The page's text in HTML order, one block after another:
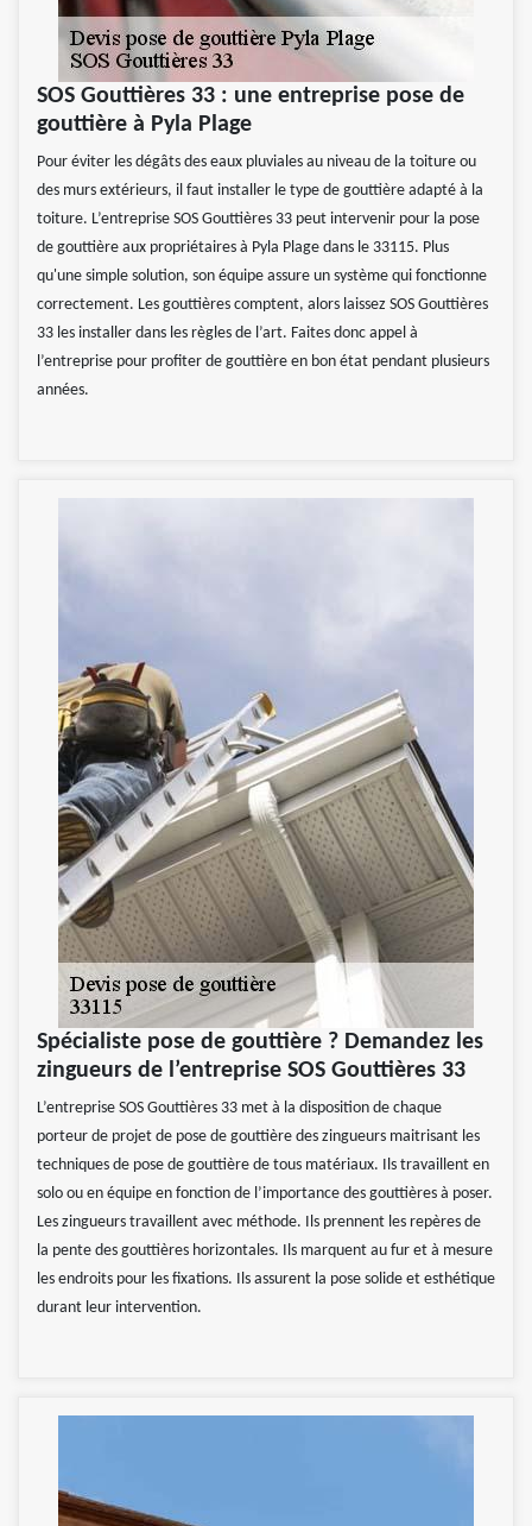
SOS Gouttières 33 : une entreprise pose de
gouttière à Pyla Plage
Pour éviter les dégâts des eaux pluviales au niveau de la toiture ou
des murs extérieurs, il faut installer le type de gouttière adapté à la
toiture. L’entreprise SOS Gouttières 33 peut intervenir pour la pose
de gouttière aux propriétaires à Pyla Plage dans le 33115. Plus
qu'une simple solution, son équipe assure un système qui fonctionne
correctement. Les gouttières comptent, alors laissez SOS Gouttières
33 les installer dans les règles de l’art. Faites donc appel à
l’entreprise pour profiter de gouttière en bon état pendant plusieurs
années.
Spécialiste pose de gouttière ? Demandez les
zingueurs de l’entreprise SOS Gouttières 33
L’entreprise SOS Gouttières 33 met à la disposition de chaque
porteur de projet de pose de gouttière des zingueurs maitrisant les
techniques de pose de gouttière de tous matériaux. Ils travaillent en
solo ou en équipe en fonction de l’importance des gouttières à poser.
Les zingueurs travaillent avec méthode. Ils prennent les repères de
la pente des gouttières horizontales. Ils marquent au fur et à mesure
les endroits pour les fixations. Ils assurent la pose solide et esthétique
durant leur intervention.